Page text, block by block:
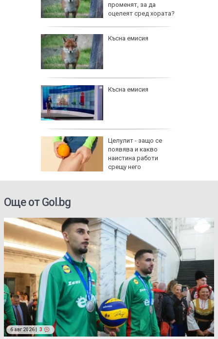
променят, за да
оцелеят сред хората?
Късна емисия
Късна емисия
Целулит - защо се
появява и какво
наистина работи
срещу него
Още от Gol.bg
6 авг 2026 | 3